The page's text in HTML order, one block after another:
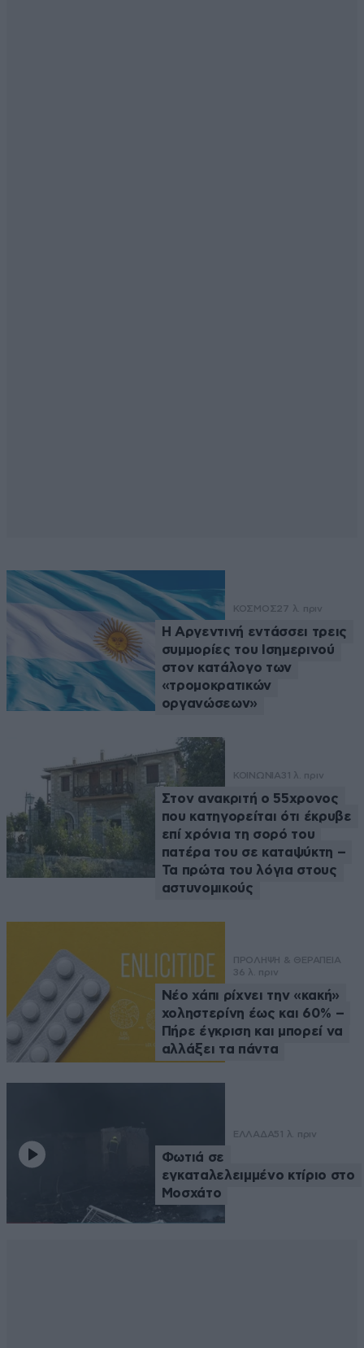
ΚΟΣΜΟΣ27 λ. πριν
Η Αργεντινή εντάσσει τρεις
συμμορίες του Ισημερινού
στον κατάλογο των
«τρομοκρατικών
οργανώσεων»
ΚΟΙΝΩΝΙΑ31 λ. πριν
Στον ανακριτή ο 55χρονος
που κατηγορείται ότι έκρυβε
επί χρόνια τη σορό του
πατέρα του σε καταψύκτη –
Τα πρώτα του λόγια στους
αστυνομικούς
ΠΡΟΛΗΨΗ & ΘΕΡΑΠΕΙΑ
36 λ. πριν
Νέο χάπι ρίχνει την «κακή»
χοληστερίνη έως και 60% –
Πήρε έγκριση και μπορεί να
αλλάξει τα πάντα
ΕΛΛΑΔΑ51 λ. πριν
Φωτιά σε
εγκαταλελειμμένο κτίριο στο
Μοσχάτο